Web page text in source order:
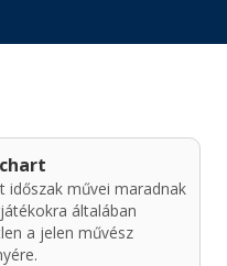
művei maradnak
általában
a jelen művész